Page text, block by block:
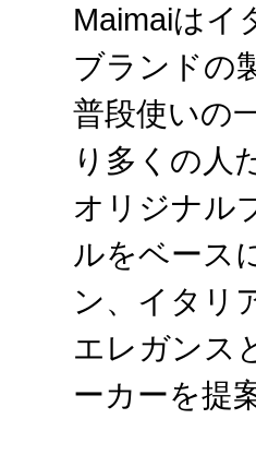
Maimaiはイ
ブランドの
普段使いの
り多くの人
オリジナル
ルをベース
ン、イタリ
エレガンス
ーカーを提